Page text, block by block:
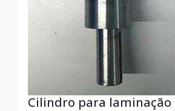
Cilindro para laminação